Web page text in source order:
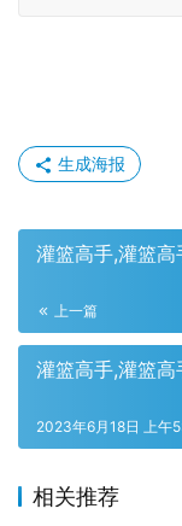
生成海报
灌篮高手,灌篮
上一篇
灌篮高手,灌篮
2023年6月18日 上午
相关推荐